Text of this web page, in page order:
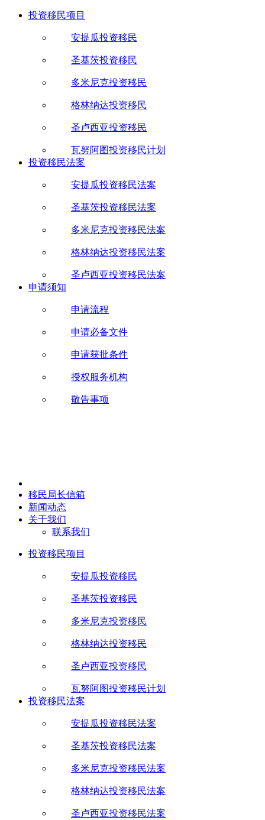
投资移民项目
安提瓜投资移民
圣基茨投资移民
多米尼克投资移民
格林纳达投资移民
圣卢西亚投资移民
瓦努阿图投资移民计划
投资移民法案
安提瓜投资移民法案
圣基茨投资移民法案
多米尼克投资移民法案
格林纳达投资移民法案
圣卢西亚投资移民法案
申请须知
申请流程
申请必备文件
申请获批条件
授权服务机构
敬告事项
移民局长信箱
新闻动态
关于我们
联系我们
投资移民项目
安提瓜投资移民
圣基茨投资移民
多米尼克投资移民
格林纳达投资移民
圣卢西亚投资移民
瓦努阿图投资移民计划
投资移民法案
安提瓜投资移民法案
圣基茨投资移民法案
多米尼克投资移民法案
格林纳达投资移民法案
圣卢西亚投资移民法案